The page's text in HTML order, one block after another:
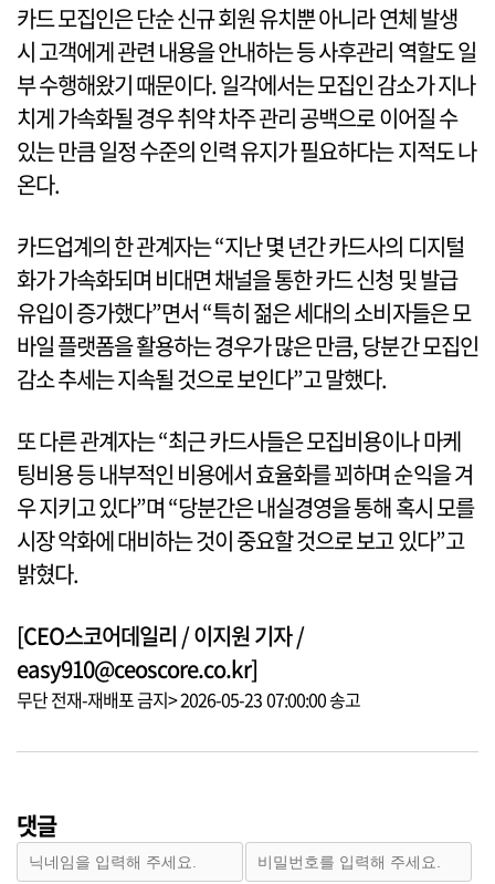
카드 모집인은 단순 신규 회원 유치뿐 아니라 연체 발생
시 고객에게 관련 내용을 안내하는 등 사후관리 역할도 일
부 수행해왔기 때문이다. 일각에서는 모집인 감소가 지나
치게 가속화될 경우 취약 차주 관리 공백으로 이어질 수
있는 만큼 일정 수준의 인력 유지가 필요하다는 지적도 나
온다.
카드업계의 한 관계자는 “지난 몇 년간 카드사의 디지털
화가 가속화되며 비대면 채널을 통한 카드 신청 및 발급
유입이 증가했다”면서 “특히 젊은 세대의 소비자들은 모
바일 플랫폼을 활용하는 경우가 많은 만큼, 당분간 모집인
감소 추세는 지속될 것으로 보인다”고 말했다.
또 다른 관계자는 “최근 카드사들은 모집비용이나 마케
팅비용 등 내부적인 비용에서 효율화를 꾀하며 순익을 겨
우 지키고 있다”며 “당분간은 내실경영을 통해 혹시 모를
시장 악화에 대비하는 것이 중요할 것으로 보고 있다”고
밝혔다.
[CEO스코어데일리 / 이지원 기자 /
easy910@ceoscore.co.kr]
무단 전재-재배포 금지> 2026-05-23 07:00:00 송고
댓글